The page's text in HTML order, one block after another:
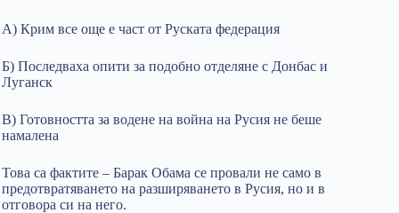
А) Крим все още е част от Руската федерация
Б) Последваха опити за подобно отделяне с Донбас и
Луганск
В) Готовността за водене на война на Русия не беше
намалена
Това са фактите – Барак Обама се провали не само в
предотвратяването на разширяването в Русия, но и в
отговора си на него.